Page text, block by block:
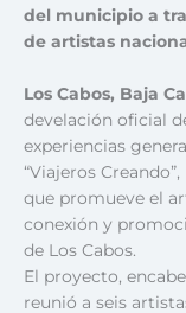
del municipio a
de artistas
Los Cabos, Baja
develación oficial
experiencias
“Viajeros
que promueve el
conexión y
de Los Cabos.
El proyecto,
reunió a seis